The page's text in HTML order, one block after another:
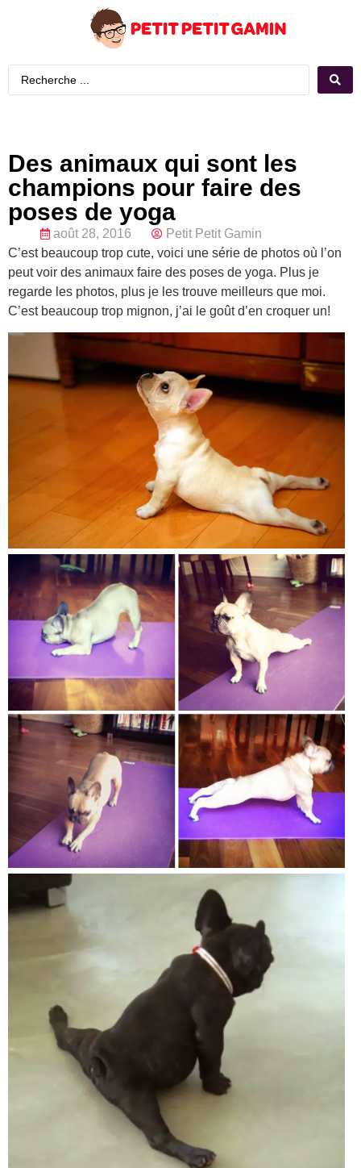
Des animaux qui sont les
champions pour faire des
poses de yoga
août 28, 2016
Petit Petit Gamin
C’est beaucoup trop cute, voici une série de photos où l’on
peut voir des animaux faire des poses de yoga. Plus je
regarde les photos, plus je les trouve meilleurs que moi.
C’est beaucoup trop mignon, j’ai le goût d’en croquer un!